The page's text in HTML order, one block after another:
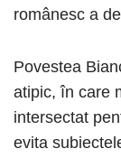
românesc a
Povestea
atipic, în care
intersectat
evita